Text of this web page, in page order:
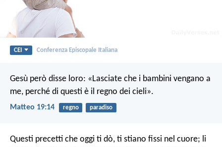
CEI Conferenza Episcopale Italiana
Gesù però disse loro: «Lasciate che i bambini vengano a
me, perché di questi è il regno dei cieli».
Matteo 19:14 regno paradiso
Questi precetti che oggi ti dò, ti stiano fissi nel cuore; li